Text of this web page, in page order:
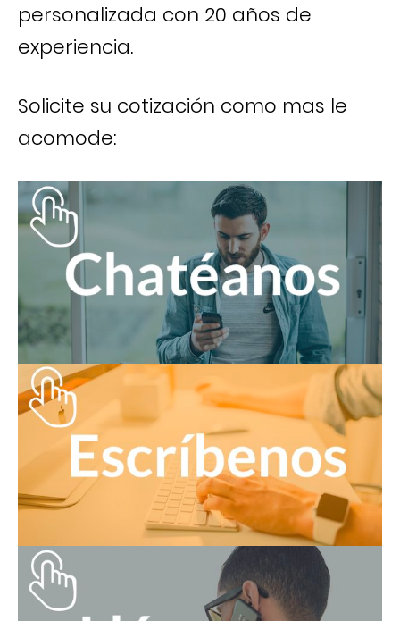
personalizada con 20 años de
experiencia.
Solicite su cotización como mas le
acomode: